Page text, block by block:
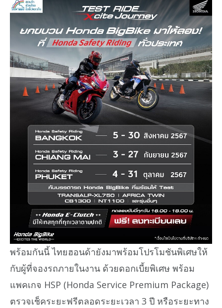
พร้อมกันนี้ ไทยฮอนด้ายังมาพร้อมโปรโมชันพิเศษให้
กับผู้ที่จองรถภายในงาน ด้วยดอกเบี้ยพิเศษ พร้อม
แพคเกจ HSP (Honda Service Premium Package)
ตรวจเช็คระยะฟรีตลอดระยะเวลา 3 ปี หรือระยะทาง